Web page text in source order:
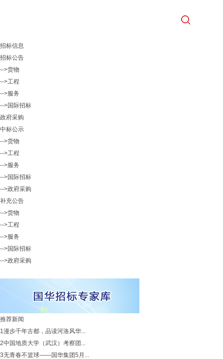
招标信息
招标公告
-->货物
-->工程
-->服务
-->国际招标
政府采购
中标公示
-->货物
-->工程
-->服务
-->国际招标
-->政府采购
补充公告
-->货物
-->工程
-->服务
-->国际招标
-->政府采购
推荐新闻
1漫步千年古都，品读河洛风华...
2中国地质大学（武汉）考察团...
3无青春不篮球——国华集团5月...